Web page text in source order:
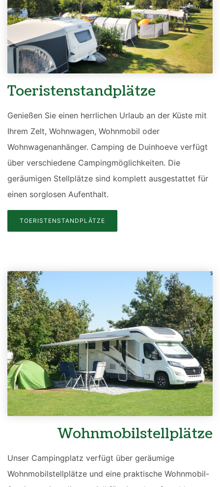
Toeristenstandplätze
Genießen Sie einen herrlichen Urlaub an der Küste mit
Ihrem Zelt, Wohnwagen, Wohnmobil oder
Wohnwagenanhänger. Camping de Duinhoeve verfügt
über verschiedene Campingmöglichkeiten. Die
geräumigen Stellplätze sind komplett ausgestattet für
einen sorglosen Aufenthalt.
TOERISTENSTANDPLÄTZE
Wohnmobilstellplätze
Unser Campingplatz verfügt über geräumige
Wohnmobilstellplätze und eine praktische Wohnmobil-